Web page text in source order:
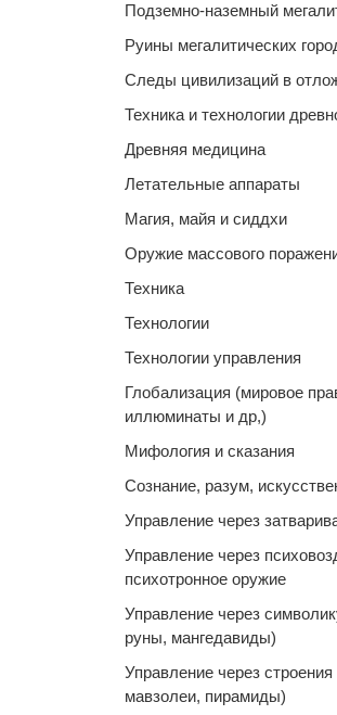
Подземно-наземный
Руины мегалитических
Следы цивилизаций в
Техника и технологии
Древняя медицина
Летательные аппараты
Магия, майя и сиддхи
Оружие массового
Техника
Технологии
Технологии управления
Глобализация (мировое
иллюминаты и др,)
Мифология и сказания
Сознание, разум,
Управление через
Управление через
психотронное оружие
Управление через
руны, мангедавиды)
Управление через строения
мавзолеи, пирамиды)